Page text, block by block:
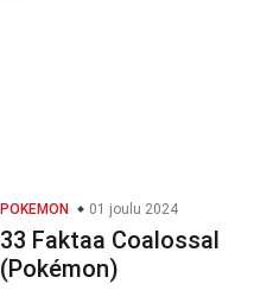
POKEMON 01 joulu 2024
33 Faktaa Coalossal
(Pokémon)